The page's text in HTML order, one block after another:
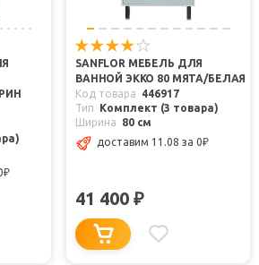
₽
SANFLOR МЕБЕЛЬ ДЛЯ
ВАННОЙ ЭККО 80 МЯТА/БЕЛАЯ
Код товара
446917
Тип
Комплект (3 товара)
Ширина
80 см
доставим 11.08 за 0₽
41 400 ₽